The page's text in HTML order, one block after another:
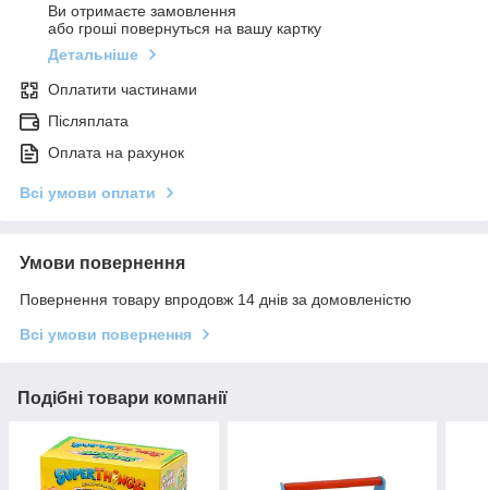
Ви отримаєте замовлення
або гроші повернуться на вашу картку
Детальніше
Оплатити частинами
Післяплата
Оплата на рахунок
Всі умови оплати
Умови повернення
Повернення товару впродовж 14 днів за домовленістю
Всі умови повернення
Подібні товари компанії